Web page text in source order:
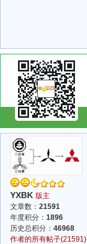
YXBK 版主
文章数： 21591
年度积分： 1896
历史总积分： 46968
作者的所有帖子(21591)